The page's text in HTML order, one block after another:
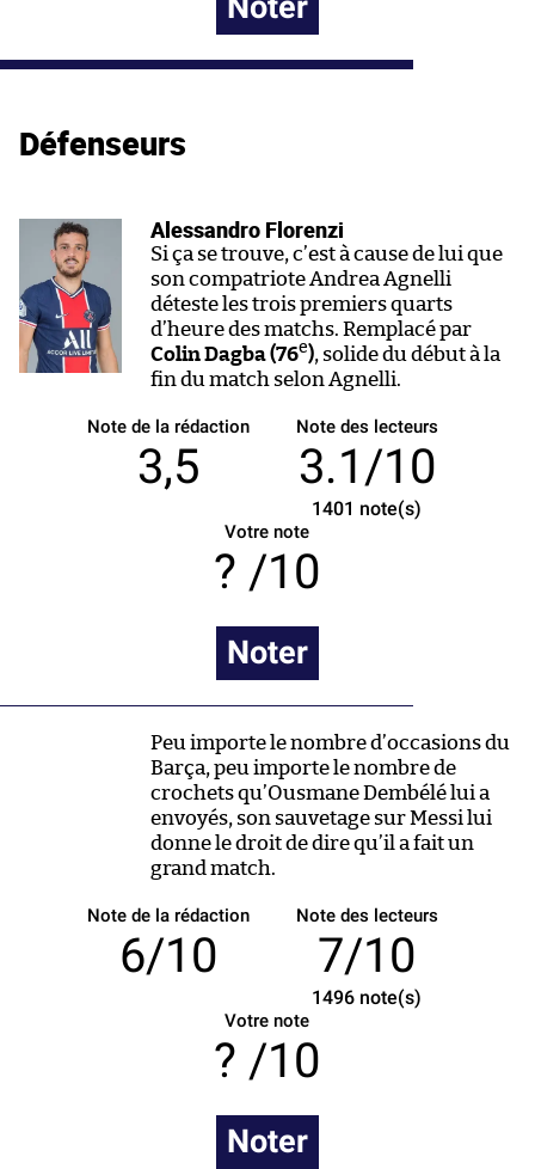
Défenseurs
Alessandro Florenzi
Si ça se trouve, c’est à cause de lui que
son compatriote Andrea Agnelli
déteste les trois premiers quarts
d’heure des matchs. Remplacé par
Colin Dagba (76e), solide du début à la
fin du match selon Agnelli.
Note de la rédaction
3,5
Note des lecteurs
3.1/10
1401 note(s)
Votre note
/10
Noter
Peu importe le nombre d’occasions du
Barça, peu importe le nombre de
crochets qu’Ousmane Dembélé lui a
envoyés, son sauvetage sur Messi lui
donne le droit de dire qu’il a fait un
grand match.
Note de la rédaction
6/10
Note des lecteurs
7/10
1496 note(s)
Votre note
/10
Noter